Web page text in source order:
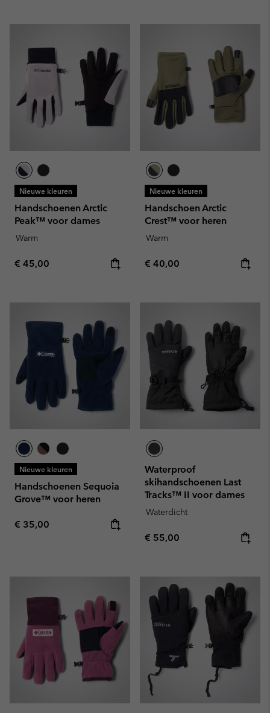
Nieuwe kleuren
Handschoenen Arctic
Peak™ voor dames
Warm
Regular price:
€ 45,00
Nieuwe kleuren
Handschoen Arctic
Crest™ voor heren
Warm
Regular price:
€ 40,00
Nieuwe kleuren
Handschoenen Sequoia
Grove™ voor heren
Regular price:
€ 35,00
Waterproof
skihandschoenen Last
Tracks™ II voor dames
Waterdicht
Regular price:
€ 55,00